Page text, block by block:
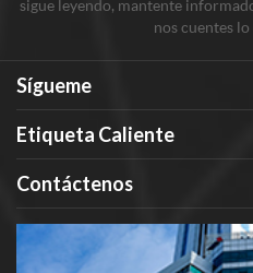
sigue leyendo, mantente
nos cuentes lo
Sígueme
Etiqueta Caliente
Contáctenos